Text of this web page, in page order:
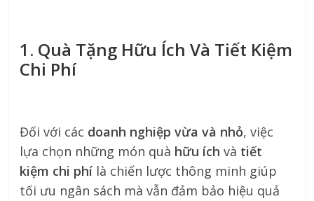
1. Quà Tặng Hữu Ích Và Tiết Kiệm
Chi Phí
Đối với các doanh nghiệp vừa và nhỏ, việc
lựa chọn những món quà hữu ích và tiết
kiệm chi phí là chiến lược thông minh giúp
tối ưu ngân sách mà vẫn đảm bảo hiệu quả